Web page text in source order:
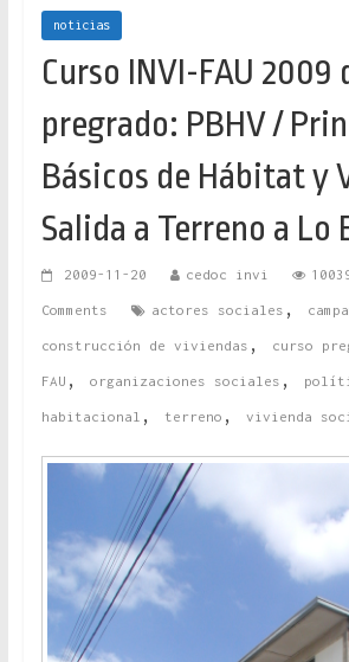
noticias
Curso INVI-FAU 2009
pregrado: PBHV /
Básicos de Hábitat y
Salida a Terreno a Lo
2009-11-20 cedoc invi
Comments actores sociales ,
construcción de viviendas , curso
FAU , organizaciones sociales ,
habitacional , terreno , vivienda